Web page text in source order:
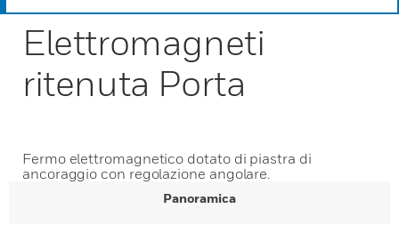
Elettromagneti
ritenuta Porta
Fermo elettromagnetico dotato di piastra di
ancoraggio con regolazione angolare.
Panoramica